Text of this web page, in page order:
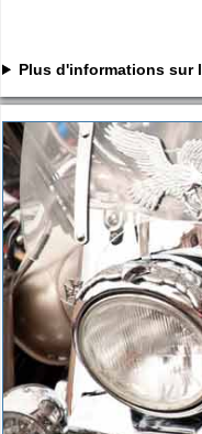
Plus d'informations sur